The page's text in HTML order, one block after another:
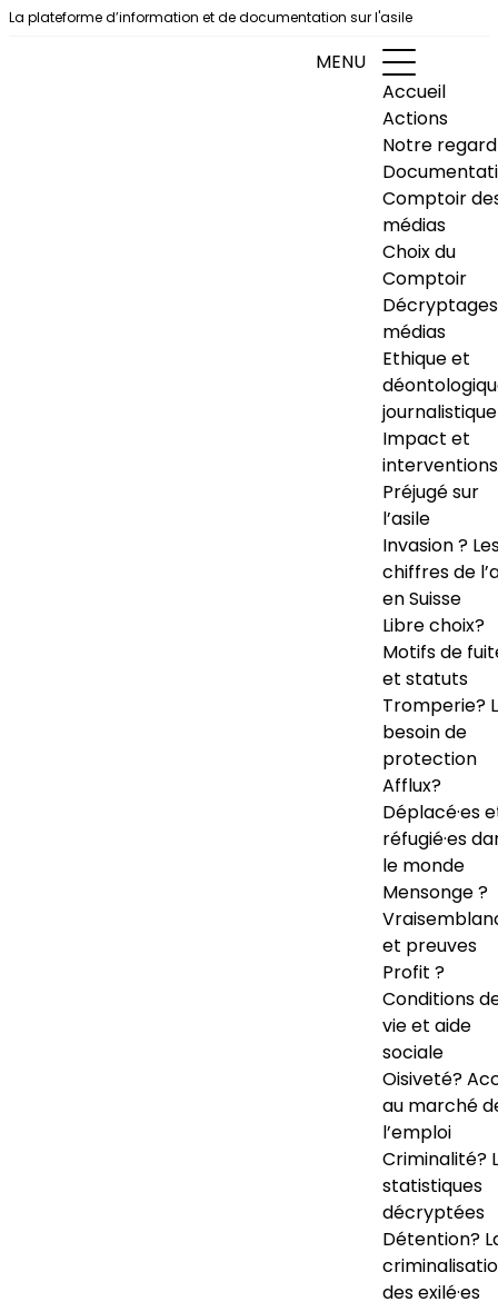
Aller au contenu
La plateforme d’information et de documentation sur l'asile
MENU
Accueil
Actions
Notre regard
Comptoir
médias
Choix du
Comptoir
Décryptages
médias
Ethique et
journalistique
Impact et
interventions
Préjugé sur
l’asile
Invasion ?
chiffres de
en Suisse
Libre choix?
Motifs de
et statuts
Tromperie?
besoin de
protection
Afflux?
Déplacé·es
réfugié·es
le monde
Mensonge ?
et preuves
Profit ?
Conditions
vie et aide
sociale
Oisiveté?
au marché
l’emploi
Criminalité?
statistiques
décryptées
Détention?
des exilé·es